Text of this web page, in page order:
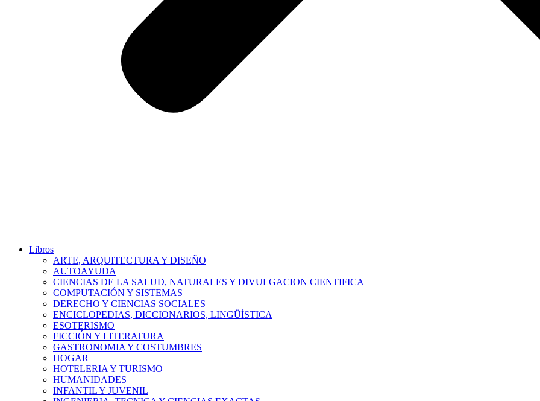
Libros
ARTE, ARQUITECTURA Y DISEÑO
AUTOAYUDA
CIENCIAS DE LA SALUD, NATURALES Y DIVULGACION CIENTIFICA
COMPUTACIÓN Y SISTEMAS
DERECHO Y CIENCIAS SOCIALES
ENCICLOPEDIAS, DICCIONARIOS, LINGÜÍSTICA
ESOTERISMO
FICCIÓN Y LITERATURA
GASTRONOMIA Y COSTUMBRES
HOGAR
HOTELERIA Y TURISMO
HUMANIDADES
INFANTIL Y JUVENIL